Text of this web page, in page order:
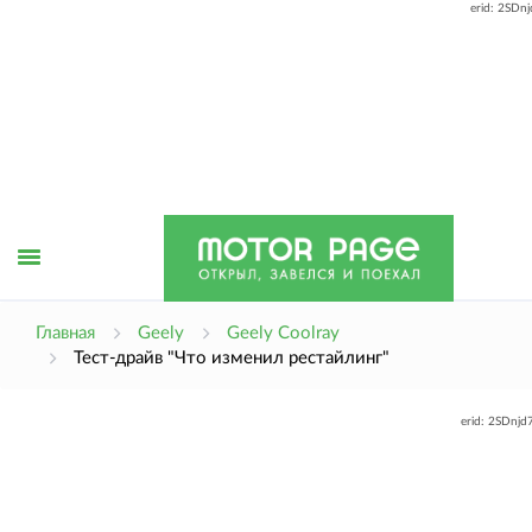
erid:
Главная Geely
Geely Coolray
Тест-драйв "Что изменил рестайлинг"
erid: